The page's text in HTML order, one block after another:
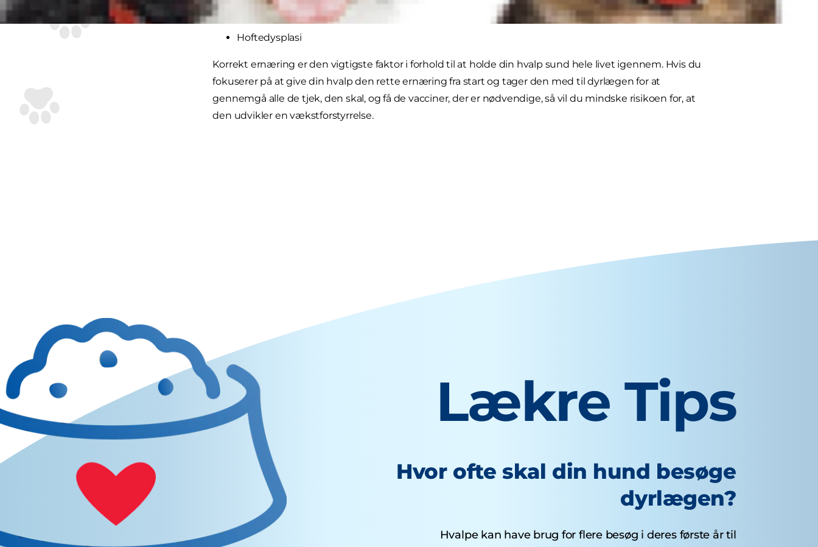
Panosteitis (vokseværk)
Normalt hofteled
Hoftedysplasi
Korrekt ernæring er den vigtigste faktor i forhold til at holde din hvalp sund hele livet igennem. Hvis du
fokuserer på at give din hvalp den rette ernæring fra start og tager den med til dyrlægen for at
gennemgå alle de tjek, den skal, og få de vacciner, der er nødvendige, så vil du mindske risikoen for, at
den udvikler en vækstforstyrrelse.
Lækre Tips
Hvor ofte skal din hund besøge
dyrlægen?
Hvalpe kan have brug for flere besøg i deres første år til